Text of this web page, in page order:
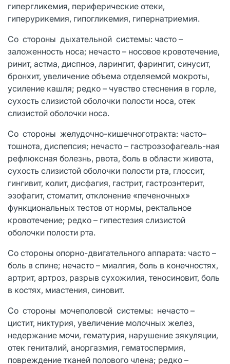
гипергликемия, периферические отеки,
гиперурикемия, гипогликемия, гипернатриемия.
Со стороны дыхательной системы: часто –
заложенность носа; нечасто – носовое кровотечение,
ринит, астма, диспноэ, ларингит, фарингит, синусит,
бронхит, увеличение объема отделяемой мокроты,
усиление кашля; редко – чувство стеснения в горле,
сухость слизистой оболочки полости носа, отек
слизистой оболочки носа.
Со стороны желудочно-кишечноготракта: часто–
тошнота, диспепсия; нечасто – гастроэзофагеаль-ная
рефлюксная болезнь, рвота, боль в области живота,
сухость слизистой оболочки полости рта, глоссит,
гингивит, колит, дисфагия, гастрит, гастроэнтерит,
эзофагит, стоматит, отклонение «печеночных»
функциональных тестов от нормы, ректальное
кровотечение; редко – гипестезия слизистой
оболочки полости рта.
Со стороны опорно-двигательного аппарата: часто –
боль в спине; нечасто – миалгия, боль в конечностях,
артрит, артроз, разрыв сухожилия, теносиновит, боль
в костях, миастения, синовит.
Со стороны мочеполовой системы: нечасто –
цистит, никтурия, увеличение молочных желез,
недержание мочи, гематурия, нарушение эякуляции,
отек гениталий, аноргазмия, гематоспермия,
повреждение тканей полового члена; редко –